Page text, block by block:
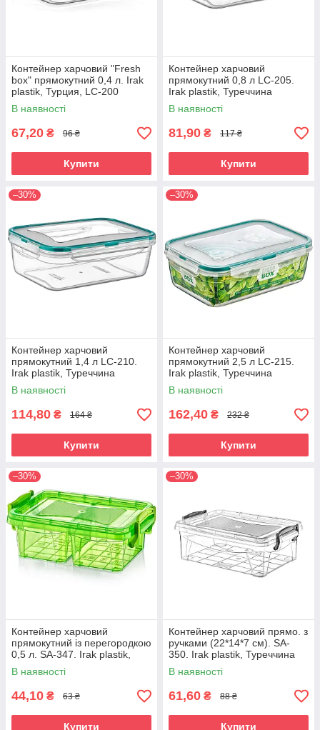
Контейнер харчовий "Fresh
box" прямокутний 0,4 л. Irak
plastik, Турция, LC-200
В наявності
67,20 ₴ 96 ₴
Купити
Контейнер харчовий
прямокутний 0,8 л LC-205.
Irak plastik, Туреччина
В наявності
81,90 ₴ 117 ₴
Купити
–30%
Контейнер харчовий
прямокутний 1,4 л LC-210.
Irak plastik, Туреччина
В наявності
114,80 ₴ 164 ₴
Купити
–30%
Контейнер харчовий
прямокутний 2,5 л LC-215.
Irak plastik, Туреччина
В наявності
162,40 ₴ 232 ₴
Купити
–30%
Контейнер харчовий
прямокутний із перегородкою
0,5 л. SA-347. Irak plastik,
Туреччина
В наявності
44,10 ₴ 63 ₴
Купити
–30%
Контейнер харчовий прямо. з
ручками (22*14*7 см). SA-
350. Irak plastik, Туреччина
В наявності
61,60 ₴ 88 ₴
Купити